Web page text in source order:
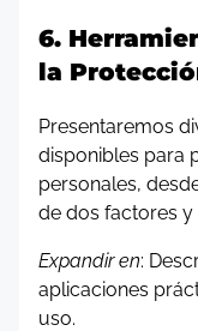
6.
la
Presentaremos
disponibles para
personales,
de dos factores y
Expandir en:
aplicaciones
uso.